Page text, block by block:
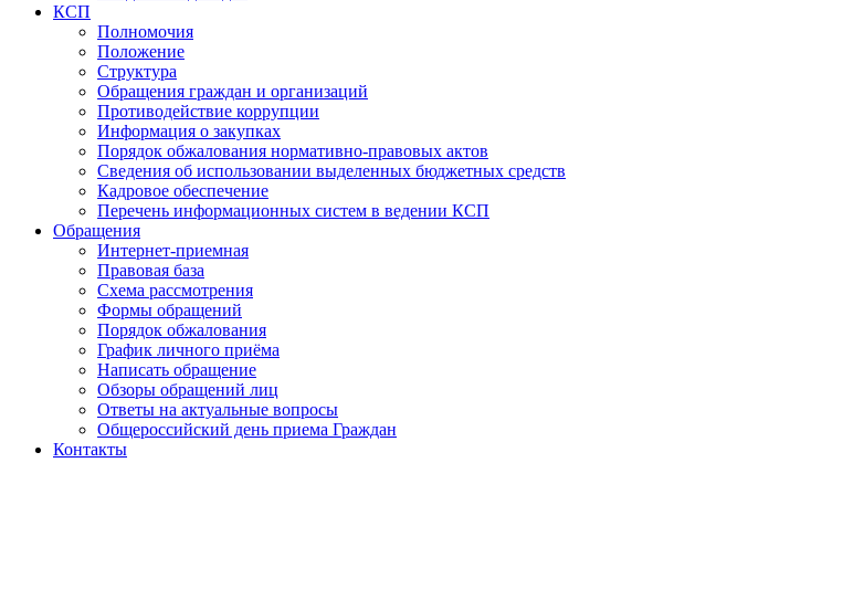
КСП
Полномочия
Положение
Структура
Обращения граждан и организаций
Противодействие коррупции
Информация о закупках
Порядок обжалования нормативно-правовых актов
Сведения об использовании выделенных бюджетных средств
Кадровое обеспечение
Перечень информационных систем в ведении КСП
Обращения
Интернет-приемная
Правовая база
Схема рассмотрения
Формы обращений
Порядок обжалования
График личного приёма
Написать обращение
Обзоры обращений лиц
Ответы на актуальные вопросы
Общероссийский день приема Граждан
Контакты